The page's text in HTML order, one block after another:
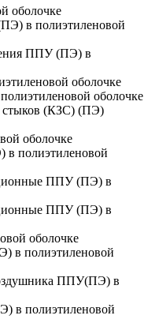
оболочке
в полиэтиленовой
ППУ (ПЭ) в
оболочке
оболочке
стыков (КЗС) (ПЭ)
оболочке
полиэтиленовой
ППУ (ПЭ) в
ППУ (ПЭ) в
оболочке
в полиэтиленовой
ППУ(ПЭ) в
в полиэтиленовой